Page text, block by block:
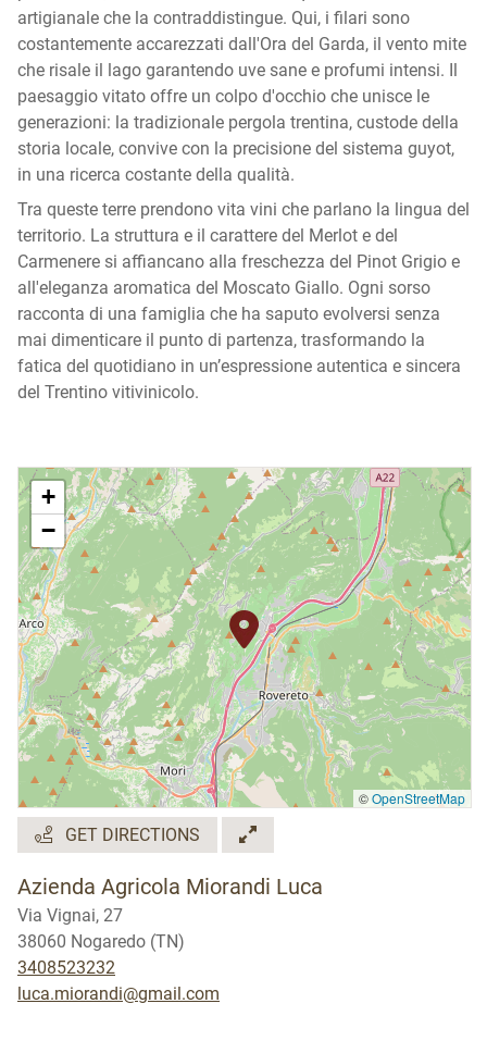
artigianale che la contraddistingue. Qui, i filari sono
costantemente accarezzati dall'Ora del Garda, il vento mite
che risale il lago garantendo uve sane e profumi intensi. Il
paesaggio vitato offre un colpo d'occhio che unisce le
generazioni: la tradizionale pergola trentina, custode della
storia locale, convive con la precisione del sistema guyot,
in una ricerca costante della qualità.
Tra queste terre prendono vita vini che parlano la lingua del
territorio. La struttura e il carattere del Merlot e del
Carmenere si affiancano alla freschezza del Pinot Grigio e
all'eleganza aromatica del Moscato Giallo. Ogni sorso
racconta di una famiglia che ha saputo evolversi senza
mai dimenticare il punto di partenza, trasformando la
fatica del quotidiano in un’espressione autentica e sincera
del Trentino vitivinicolo.
+
−
©OpenStreetMap
GET DIRECTIONS
Azienda Agricola Miorandi Luca
Via Vignai, 27
38060 Nogaredo (TN)
3408523232
luca.miorandi@gmail.com